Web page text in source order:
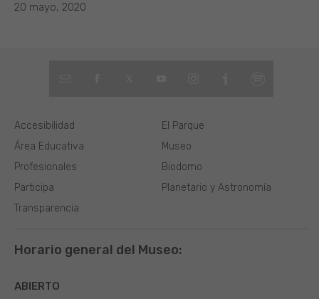
20 mayo, 2020
El Parque
Museo
Biodomo
Planetario y Astronomía
Área Educativa
Profesionales
Participa
Transparencia
Accesibilidad
Horario general del Museo:
ABIERTO